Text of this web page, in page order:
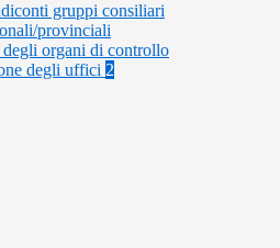
gruppi consiliari
provinciali
organi di controllo
degli uffici 2